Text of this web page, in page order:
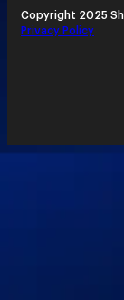
Copyright 2025
Privacy Policy